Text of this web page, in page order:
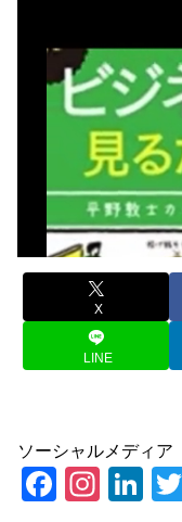
X
LINE
ソーシャルメディア
F
In
Li